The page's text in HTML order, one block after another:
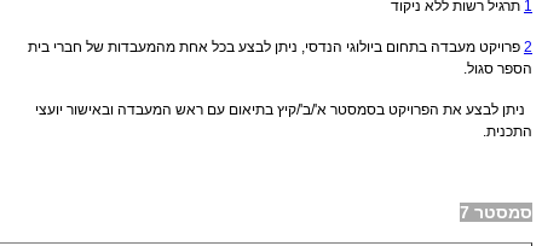
1 תרגיל רשות ללא ניקוד
2 פרויקט מעבדה בתחום ביולוגי הנדסי, ניתן לבצע בכל אחת מהמעבדות של חברי בית
הספר סגול.
ניתן לבצע את הפרויקט בסמסטר א'/ב'/קיץ בתיאום עם ראש המעבדה ובאישור יועצי
התכנית.
סמסטר 7